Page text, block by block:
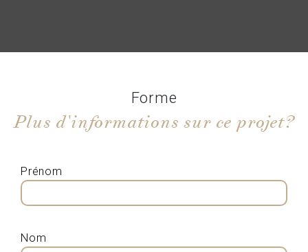
Forme
Plus d'informations sur ce projet?
Prénom
Nom